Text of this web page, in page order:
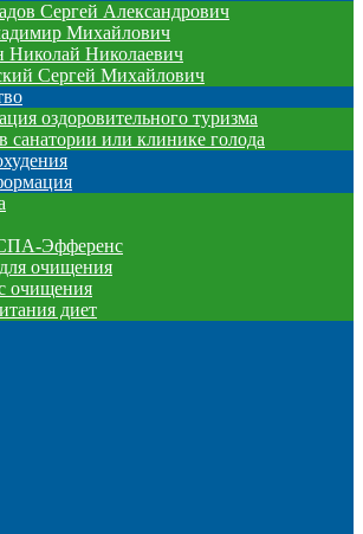
Сергей Александрович
Михайлович
Николаевич
Сергей Михайлович
оздоровительного туризма
санатории или клинике голода
Эфференс
очищения
очищения
диет